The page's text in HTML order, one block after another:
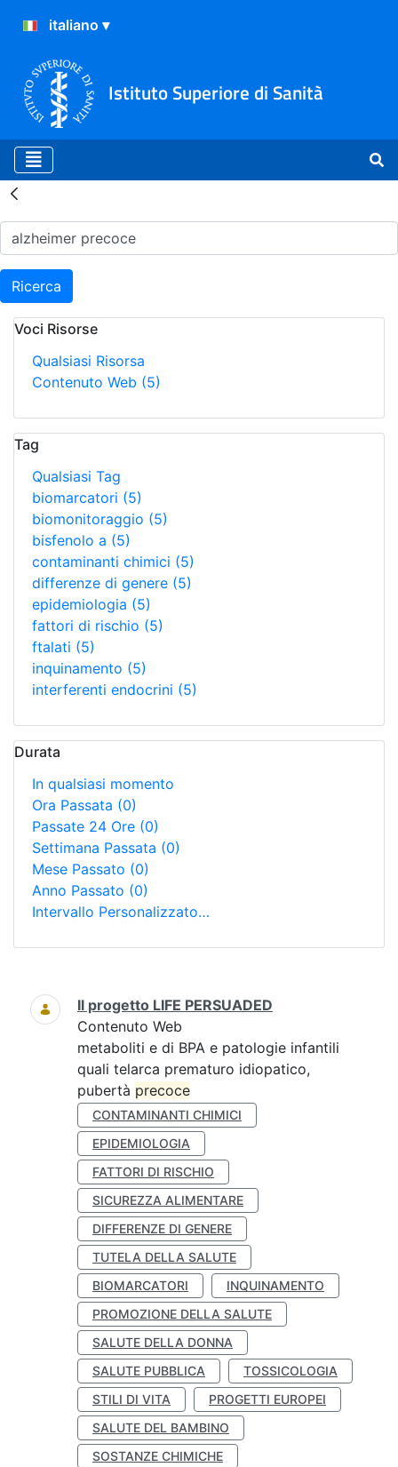
Istituto Superiore di Sanità
Risultati della Ricerca -
Ricerca
Voci Risorse
Qualsiasi Risorsa
Contenuto Web (5)
Tag
Qualsiasi Tag
biomarcatori (5)
biomonitoraggio (5)
bisfenolo a (5)
contaminanti chimici (5)
differenze di genere (5)
epidemiologia (5)
fattori di rischio (5)
ftalati (5)
inquinamento (5)
interferenti endocrini (5)
Durata
In qualsiasi momento
Ora Passata (0)
Passate 24 Ore (0)
Settimana Passata (0)
Mese Passato (0)
Anno Passato (0)
Intervallo Personalizzato…
Ricerca
Il progetto LIFE PERSUADED
Contenuto Web
metaboliti e di BPA e patologie infantili
quali telarca prematuro idiopatico,
pubertà precoce
CONTAMINANTI CHIMICI
EPIDEMIOLOGIA
FATTORI DI RISCHIO
SICUREZZA ALIMENTARE
DIFFERENZE DI GENERE
TUTELA DELLA SALUTE
BIOMARCATORI
INQUINAMENTO
PROMOZIONE DELLA SALUTE
SALUTE DELLA DONNA
SALUTE PUBBLICA
TOSSICOLOGIA
STILI DI VITA
PROGETTI EUROPEI
SALUTE DEL BAMBINO
SOSTANZE CHIMICHE